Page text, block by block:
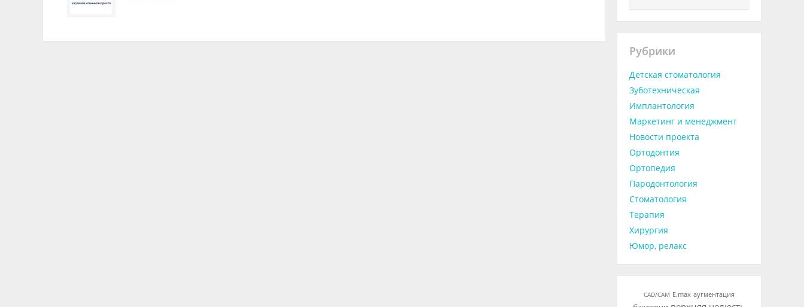
другое
Рубрики
Детская стоматология
Зуботехническая
Имплантология
Маркетинг и менеджмент
Новости проекта
Ортодонтия
Ортопедия
Пародонтология
Стоматология
Терапия
Хирургия
Юмор, релакс
CAD/CAM E.max аугментация